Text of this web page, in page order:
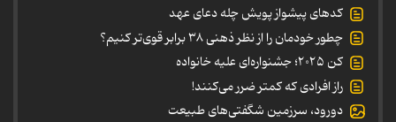
کدهای پیشواز پویش چله دعای عهد
چطور خودمان را از نظر ذهنی ۳۸ برابر قوی‌تر کنیم؟
کن ۲۰۲۵؛ جشنواره‌ای علیه خانواده
راز افرادی که کمتر ضرر می‌کنند!
دورود، سرزمین شگفتی‌های طبیعت